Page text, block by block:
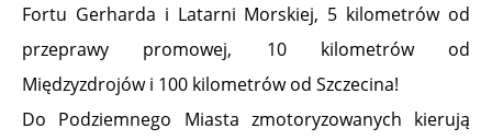
Fortu Gerharda i Latarni Morskiej, 5 kilometrów od
przeprawy promowej, 10 kilometrów od
Międzyzdrojów i 100 kilometrów od Szczecina!
Do Podziemnego Miasta zmotoryzowanych kierują